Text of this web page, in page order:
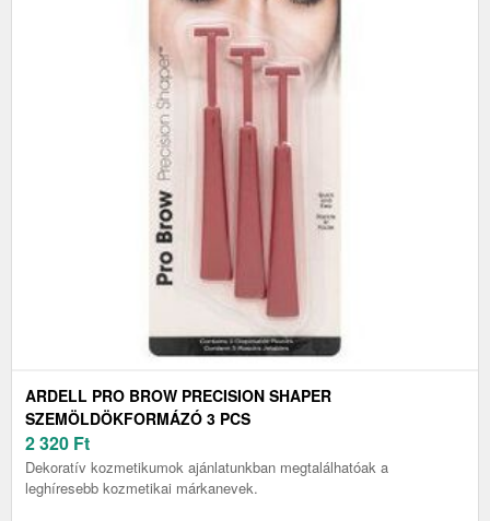
ARDELL PRO BROW PRECISION SHAPER
SZEMÖLDÖKFORMÁZÓ 3 PCS
2 320 Ft
Dekoratív kozmetikumok ajánlatunkban megtalálhatóak a
leghíresebb kozmetikai márkanevek.